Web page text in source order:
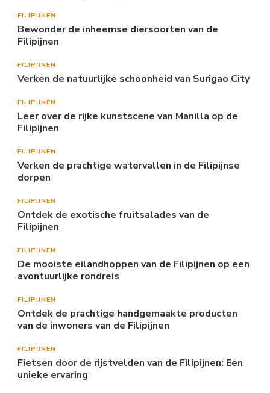
FILIPIJNEN
Bewonder de inheemse diersoorten van de
Filipijnen
FILIPIJNEN
Verken de natuurlijke schoonheid van Surigao City
FILIPIJNEN
Leer over de rijke kunstscene van Manilla op de
Filipijnen
FILIPIJNEN
Verken de prachtige watervallen in de Filipijnse
dorpen
FILIPIJNEN
Ontdek de exotische fruitsalades van de
Filipijnen
FILIPIJNEN
De mooiste eilandhoppen van de Filipijnen op een
avontuurlijke rondreis
FILIPIJNEN
Ontdek de prachtige handgemaakte producten
van de inwoners van de Filipijnen
FILIPIJNEN
Fietsen door de rijstvelden van de Filipijnen: Een
unieke ervaring